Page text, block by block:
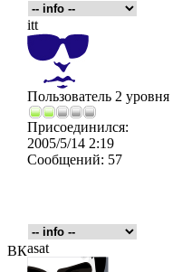
ВК
itt
Пользователь 2 уровня
Присоединился:
2005/5/14 2:19
Сообщений: 57
asat